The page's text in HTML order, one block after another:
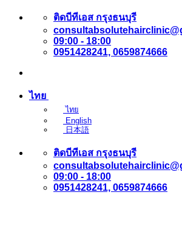
ข้าม
ติดบีทีเอส กรุงธนบุรี
09:00 - 18:00
0951428241, 0659874666
ไทย
ไทย
English
日本語
ติดบีทีเอส กรุงธนบุรี
09:00 - 18:00
0951428241, 0659874666